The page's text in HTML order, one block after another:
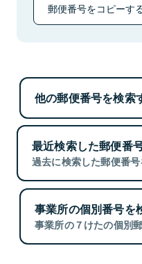
郵便番号をコピーす
他の郵便番号を検索
最近検索した郵便番
過去に検索した郵便番号
事業所の個別番号を
事業所の７けたの個別